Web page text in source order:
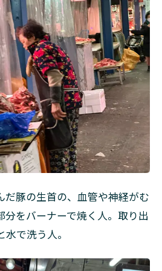
だ豚の生首の、血管や神経がむ
分をバーナーで焼く人。取り出
で洗う人。